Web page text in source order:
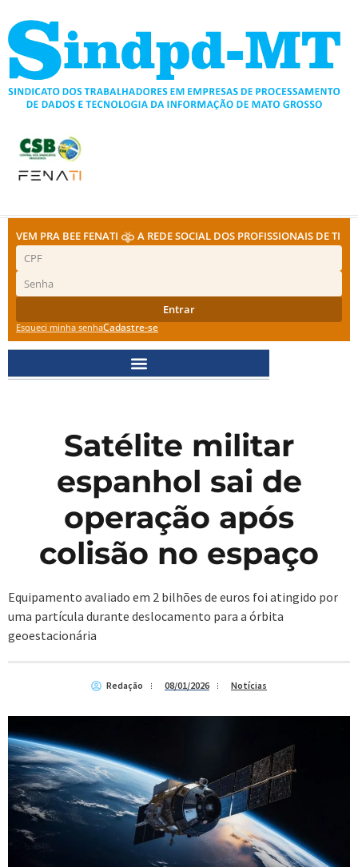
para
conteúdo
VEM PRA BEE FENATI A REDE SOCIAL DOS PROFISSIONAIS DE TI
Entrar
Esqueci minha senhaCadastre-se
Satélite militar
espanhol sai de
operação após
colisão no espaço
Equipamento avaliado em 2 bilhões de euros foi atingido por
uma partícula durante deslocamento para a órbita
geoestacionária
Redação 08/01/2026 Notícias